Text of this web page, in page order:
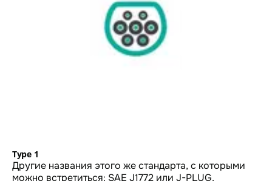
Type 1
Другие названия этого же стандарта, с которыми
можно встретиться: SAE J1772 или J-PLUG.